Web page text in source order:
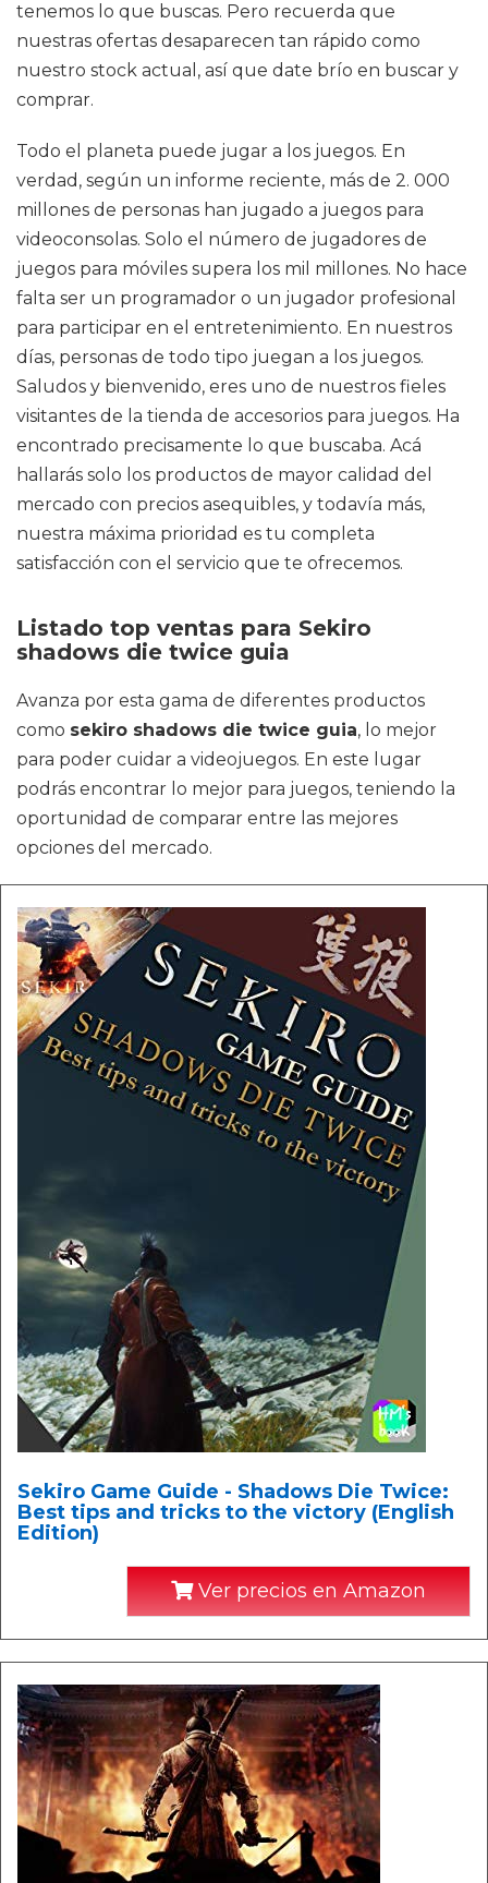
tenemos lo que buscas. Pero recuerda que
nuestras ofertas desaparecen tan rápido como
nuestro stock actual, así que date brío en buscar y
comprar.
Todo el planeta puede jugar a los juegos. En
verdad, según un informe reciente, más de 2. 000
millones de personas han jugado a juegos para
videoconsolas. Solo el número de jugadores de
juegos para móviles supera los mil millones. No hace
falta ser un programador o un jugador profesional
para participar en el entretenimiento. En nuestros
días, personas de todo tipo juegan a los juegos.
Saludos y bienvenido, eres uno de nuestros fieles
visitantes de la tienda de accesorios para juegos. Ha
encontrado precisamente lo que buscaba. Acá
hallarás solo los productos de mayor calidad del
mercado con precios asequibles, y todavía más,
nuestra máxima prioridad es tu completa
satisfacción con el servicio que te ofrecemos.
Listado top ventas para Sekiro
shadows die twice guia
Avanza por esta gama de diferentes productos
como sekiro shadows die twice guia, lo mejor
para poder cuidar a videojuegos. En este lugar
podrás encontrar lo mejor para juegos, teniendo la
oportunidad de comparar entre las mejores
opciones del mercado.
Sekiro Game Guide - Shadows Die Twice:
Best tips and tricks to the victory (English
Edition)
Ver precios en Amazon